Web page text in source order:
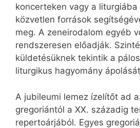
koncerteken vagy a liturgiába
közvetlen források
meg. A zeneirodalom egyéb
rendszeresen előadják.
küldetésüknek tekintik a
liturgikus hagyomány
A jubileumi lemez ízelítőt ad
gregoriántól a XX. századig
repertoárjából. Egyes